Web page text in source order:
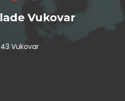
Vukovar
Vukovar